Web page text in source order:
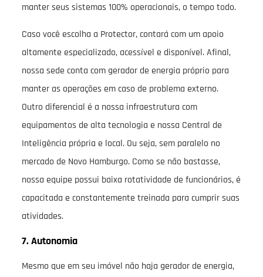
manter seus sistemas 100% operacionais, o tempo todo.
Caso você escolha a Protector, contará com um apoio
altamente especializado, acessível e disponível. Afinal,
nossa sede conta com gerador de energia próprio para
manter as operações em caso de problema externo.
Outro diferencial é a nossa infraestrutura com
equipamentos de alta tecnologia e nossa Central de
Inteligência própria e local. Ou seja, sem paralelo no
mercado de Novo Hamburgo. Como se não bastasse,
nossa equipe possui baixa rotatividade de funcionários, é
capacitada e constantemente treinada para cumprir suas
atividades.
7. Autonomia
Mesmo que em seu imóvel não haja gerador de energia,